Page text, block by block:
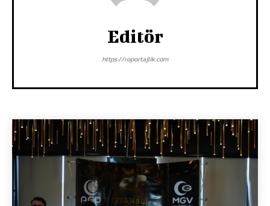
Editör
https://roportajlik.com